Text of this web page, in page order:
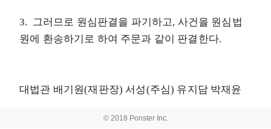
3. 그러므로 원심판결을 파기하고, 사건을 원심법
원에 환송하기로 하여 주문과 같이 판결한다.
대법관 배기원(재판장) 서성(주심) 유지담 박재윤
© 2018 Ponster Inc.